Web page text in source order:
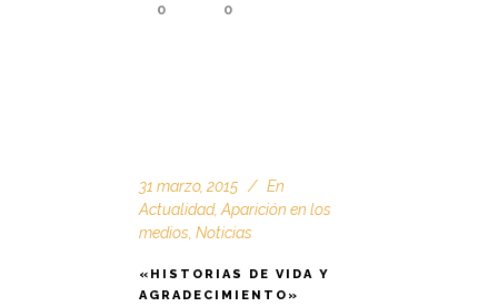
0 0
31 marzo, 2015
En
Actualidad, Aparición en los
medios Noticias
«HISTORIAS DE VIDA Y
AGRADECIMIENTO»